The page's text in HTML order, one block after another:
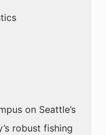
on Seattle’s
robust fishing